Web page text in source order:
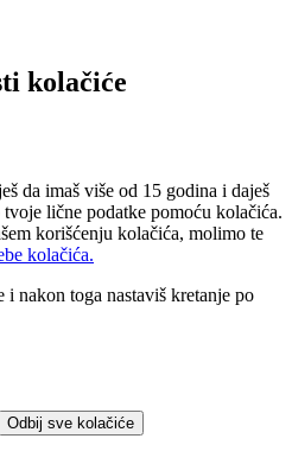
kolačiće
da imaš više od 15 godina i daješ
lične podatke pomoću kolačića.
korišćenju kolačića, molimo te
kolačića.
nakon toga nastaviš kretanje po
Odbij sve kolačiće